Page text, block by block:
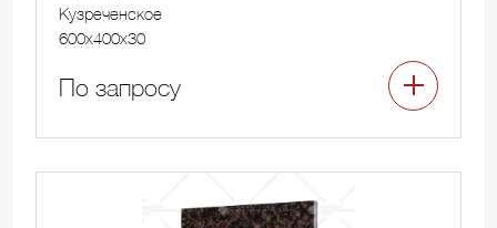
Кузреченское
600x400x30
По запросу